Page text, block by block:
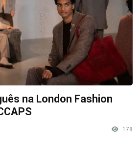
na London Fashion
178